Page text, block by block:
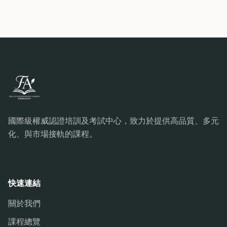
國際級權威認證培訓及考試中心，致力於提供高品質、多元
化、與市場接軌的課程。
快速連結
關於我們
課程總覽